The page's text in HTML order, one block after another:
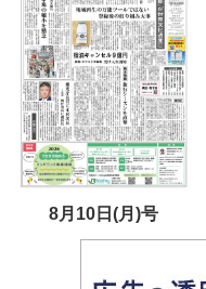
8月10日(月)号